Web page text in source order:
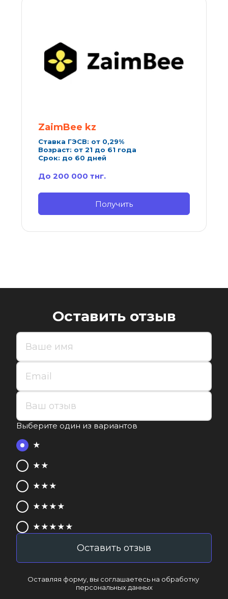
ZaimBee kz
Ставка ГЭСВ: от 0,29%
Возраст: от 21 до 61 года
Срок: до 60 дней
До 200 000 тнг.
Получить
Оставить отзыв
Выберите один из вариантов
★
★★
★★★
★★★★
★★★★★
Оставить отзыв
Оставляя форму, вы соглашаетесь на обработку
персональных данных